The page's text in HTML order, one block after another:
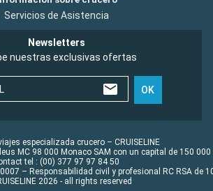
Servicios de Asistencia
Newsletters
nuestras exclusivas ofertas
OK
especializada crucero – CRUISELINE
MC 98 000 Monaco SAM con un capital de 150 000
tel : (00) 377 97 97 84 50
– Responsabilidad civil y profesional RC RSA de
2026 - all rights reserved